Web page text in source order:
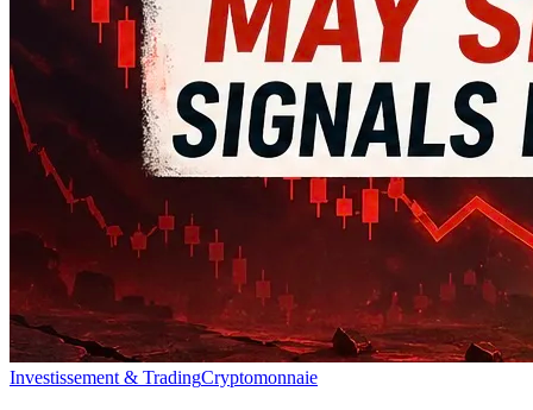
Investissement & TradingCryptomonnaie